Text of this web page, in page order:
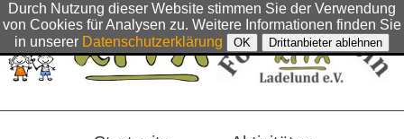
Durch Nutzung dieser Website stimmen Sie der Verwendung
von Cookies für Analysen zu. Weitere Informationen finden Sie
in unserer Datenschutzerklärung OK Drittanbieter ablehnen